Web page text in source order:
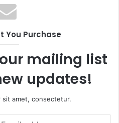
You Purchase
mailing list
updates!
sit amet, consectetur.